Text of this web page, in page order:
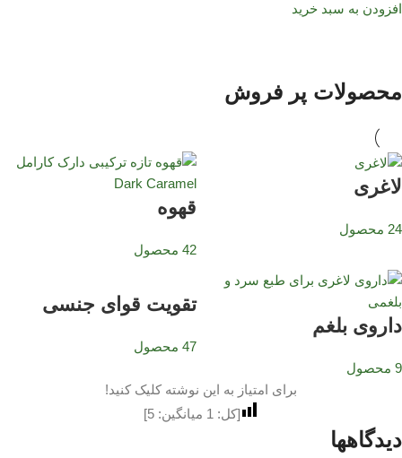
افزودن به سبد خرید
محصولات پر فروش
لاغری
24 محصول
قهوه
42 محصول
داروی بلغم
9 محصول
تقویت قوای جنسی
47 محصول
برای امتیاز به این نوشته کلیک کنید!
[کل: 1 میانگین: 5
]
دیدگاهها